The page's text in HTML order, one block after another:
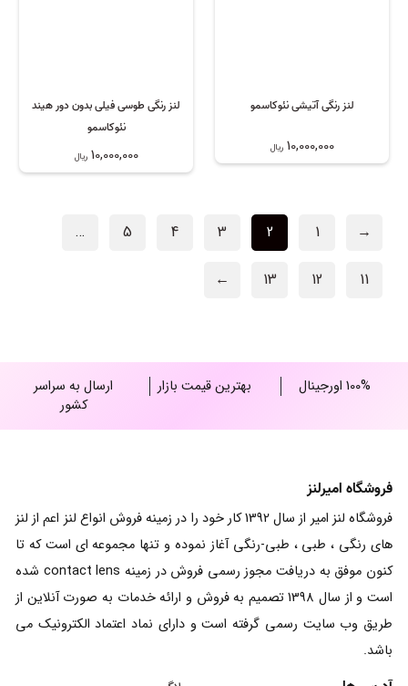
لنز رنگی آتیشی نئوکاسمو
10,000,000 ریال
لنز رنگی طوسی فیلی بدون دور هیند
نئوکاسمو
10,000,000 ریال
→
1
2
3
4
5
…
11
12
13
←
100% اورجینال بهترین قیمت بازار
ارسال به سراسر
کشور
فروشگاه امیرلنز
فروشگاه لنز امیر از سال 1392 کار خود را در زمینه فروش انواع لنز اعم از لنز
های رنگی ، طبی ، طبی-رنگی آغاز نموده و تنها مجموعه ای است که تا
کنون موفق به دریافت مجوز رسمی فروش در زمینه contact lens شده
است و از سال 1398 تصمیم به فروش و ارائه خدمات به صورت آنلاین از
طریق وب سایت رسمی گرفته است و دارای نماد اعتماد الکترونیک می
باشد.